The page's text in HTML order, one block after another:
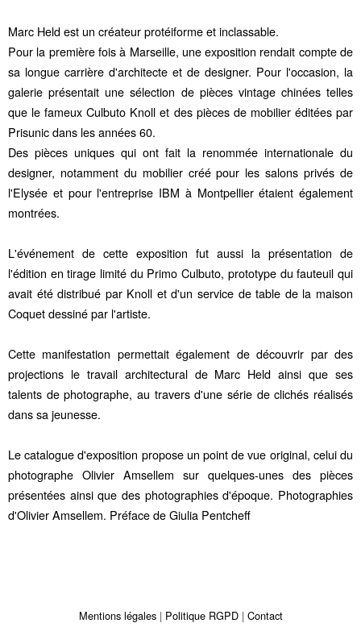
Marc Held est un créateur protéiforme et inclassable.
Pour la première fois à Marseille, une exposition rendait compte de
sa longue carrière d'architecte et de designer. Pour l'occasion, la
galerie présentait une sélection de pièces vintage chinées telles
que le fameux Culbuto Knoll et des pièces de mobilier éditées par
Prisunic dans les années 60.
Des pièces uniques qui ont fait la renommée internationale du
designer, notamment du mobilier créé pour les salons privés de
l'Elysée et pour l'entreprise IBM à Montpellier étaient également
montrées.
L'événement de cette exposition fut aussi la présentation de
l'édition en tirage limité du Primo Culbuto, prototype du fauteuil qui
avait été distribué par Knoll et d'un service de table de la maison
Coquet dessiné par l'artiste.
Cette manifestation permettait également de découvrir par des
projections le travail architectural de Marc Held ainsi que ses
talents de photographe, au travers d'une série de clichés réalisés
dans sa jeunesse.
Le catalogue d'exposition propose un point de vue original, celui du
photographe Olivier Amsellem sur quelques-unes des pièces
présentées ainsi que des photographies d'époque. Photographies
d'Olivier Amsellem. Préface de Giulia Pentcheff
Mentions légales Politique RGPD Contact